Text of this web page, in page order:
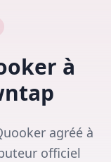
à
agréé à
officiel